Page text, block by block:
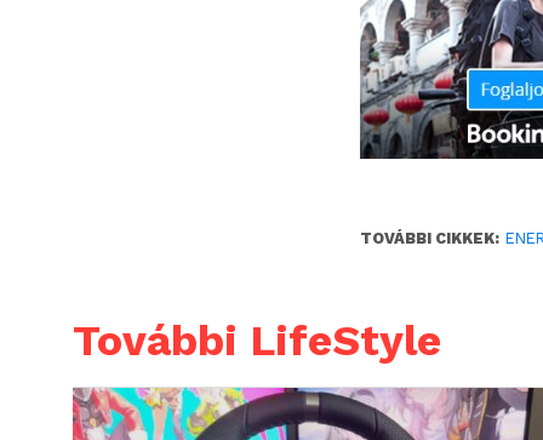
TOVÁBBI CIKKEK:
További LifeStyle